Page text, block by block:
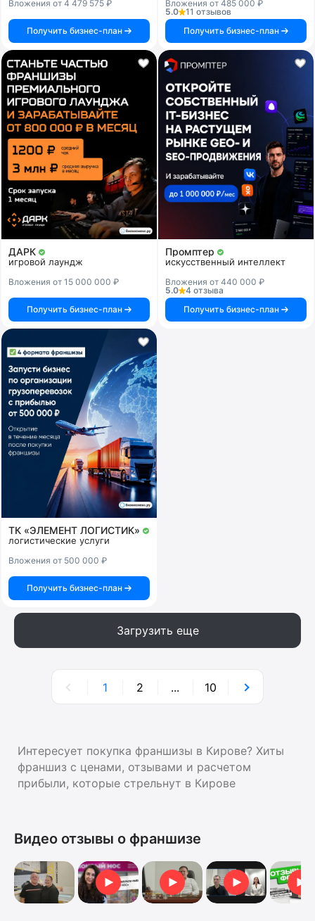
Вложения от 4 479 575 ₽
Получить бизнес-план
Вложения от 485 000 ₽
5.0
11 отзывов
Получить бизнес-план
ДАРК
игровой лаундж
Вложения от 15 000 000 ₽
Получить бизнес-план
Промптер
искусственный интеллект
Вложения от 440 000 ₽
5.0
4 отзыва
Получить бизнес-план
ТК «ЭЛЕМЕНТ ЛОГИСТИК»
логистические услуги
Вложения от 500 000 ₽
Получить бизнес-план
Загрузить еще
1 2 ... 10
Интересует покупка франшизы в Кирове? Хиты
франшиз с ценами, отзывами и расчетом
прибыли, которые стрельнут в Кирове
Видео отзывы о франшизе
Отзыв от АннаОтзыв о франшизе
Видеоотзыв от